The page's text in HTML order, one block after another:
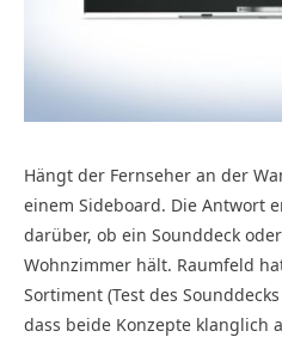
Hängt der Fernseher an der
einem Sideboard. Die Antwort
darüber, ob ein Sounddeck
Wohnzimmer hält. Raumfeld
Sortiment (Test des
dass beide Konzepte klanglich